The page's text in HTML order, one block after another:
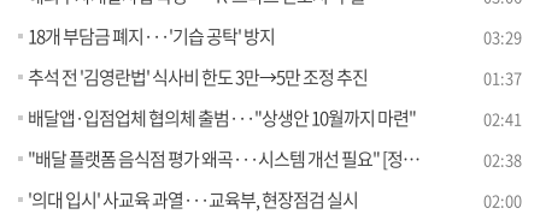
18개 부담금 폐지···'기습 공탁' 방지 03:29
추석 전 '김영란법' 식사비 한도 3만→5만 조정 추진 01:37
배달앱·입점업체 협의체 출범···"상생안 10월까지 마련" 02:41
"배달 플랫폼 음식점 평가 왜곡···시스템 개선 필요" [정책현장+] 02:38
'의대 입시' 사교육 과열···교육부, 현장점검 실시 02:00